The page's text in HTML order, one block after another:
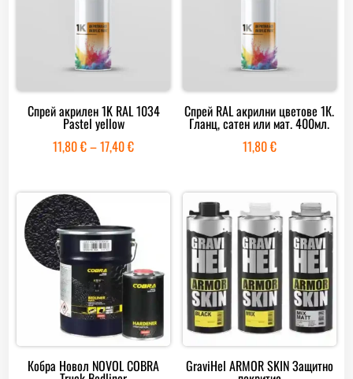
Спрей акрилен 1K RAL 1034
Pastel yellow
11,80€–17,40€Price
17,40 €
Спрей RAL акрилни цветове 1К.
Гланц, сатен или мат. 400мл.
11,80€
Кобра Новол NOVOL COBRA GraviHel ARMOR SKIN Защитно